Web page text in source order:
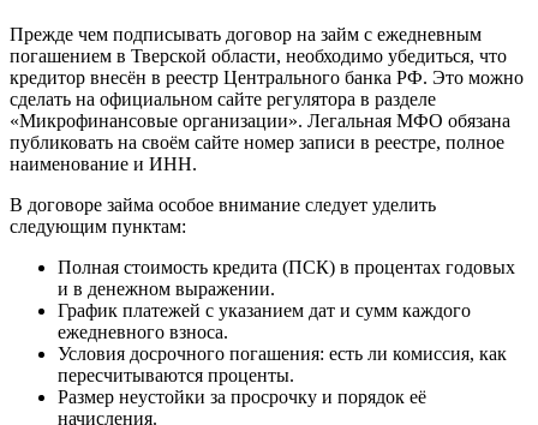
Прежде чем подписывать договор на займ с ежедневным
погашением в Тверской области, необходимо убедиться, что
кредитор внесён в реестр Центрального банка РФ. Это можно
сделать на официальном сайте регулятора в разделе
«Микрофинансовые организации». Легальная МФО обязана
публиковать на своём сайте номер записи в реестре, полное
наименование и ИНН.
В договоре займа особое внимание следует уделить
следующим пунктам:
Полная стоимость кредита (ПСК) в процентах годовых
и в денежном выражении.
График платежей с указанием дат и сумм каждого
ежедневного взноса.
Условия досрочного погашения: есть ли комиссия, как
пересчитываются проценты.
Размер неустойки за просрочку и порядок её
начисления.